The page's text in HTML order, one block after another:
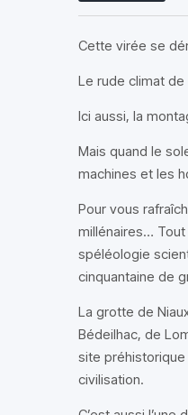
Cette virée se
Le rude climat de
Ici aussi, la
Mais quand le
machines et les
Pour vous
millénaires…
spéléologie
cinquantaine de
La grotte de
Bédeilhac, de
site préhistorique
civilisation.